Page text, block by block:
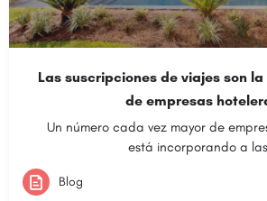
Las suscripciones de viajes son
de empresas
Un número cada vez mayor de
está incorporando a
Blog